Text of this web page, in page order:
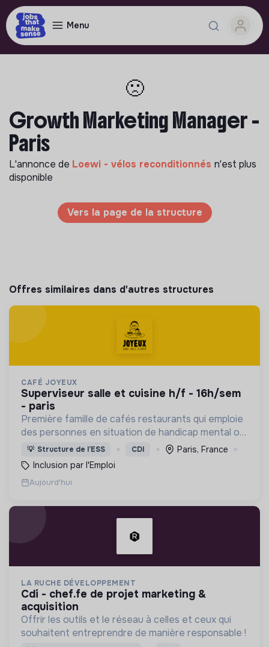
Menu
🙁
Growth Marketing Manager -
Paris
L'annonce de Loewi - vélos reconditionnés n'est plus
disponible
Vers la page de la structure
Offres similaires dans d'autres structures
CAFÉ JOYEUX
superviseur salle et cuisine h/f - 16h/sem
- paris
Première famille de cafés restaurants qui emploie
des personnes en situation de handicap mental ou
cognitif, Café joyeux poursuit sa croissance au
service de l'inclusion avec déjà plusieurs cafés.
💡 Structure de l’ESS CDI
Paris, France
Inclusion par l'Emploi
Aujourd'hui
LA RUCHE DÉVELOPPEMENT
cdi - chef.fe de projet marketing &
acquisition
Offrir les outils et le réseau à celles et ceux qui
souhaitent entreprendre de manière responsable !